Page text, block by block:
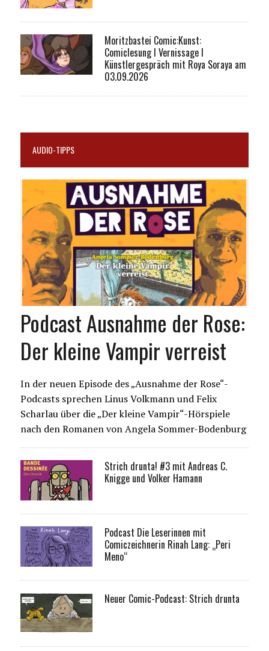
Moritzbastei Comic:Kunst:
Comiclesung I Vernissage I
Künstlergespräch mit Roya Soraya am
03.09.2026
AUDIO-TIPPS
Podcast Ausnahme der Rose:
Der kleine Vampir verreist
In der neuen Episode des „Ausnahme der Rose“-
Podcasts sprechen Linus Volkmann und Felix
Scharlau über die „Der kleine Vampir“-Hörspiele
nach den Romanen von Angela Sommer-Bodenburg
Strich drunta! #3 mit Andreas C.
Knigge und Volker Hamann
Podcast Die Leserinnen mit
Comiczeichnerin Rinah Lang: „Peri
Meno“
Neuer Comic-Podcast: Strich drunta